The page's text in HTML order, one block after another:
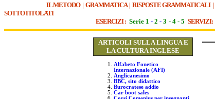
IL METODO| GRAMMATICA| RISPOSTE GRAMMATICALI|
SOTTOTITOLATI
ESERCIZI : Serie 1 - 2 - 3 - 4 - 5 SERVIZI:
ARTICOLI SULLA LINGUA E
LA CULTURA INGLESE
Alfabeto Fonetico
Internazionale (AFI)
Anglicanesimo
BBC, sito didattico
Burocratese addio
Car boot sales